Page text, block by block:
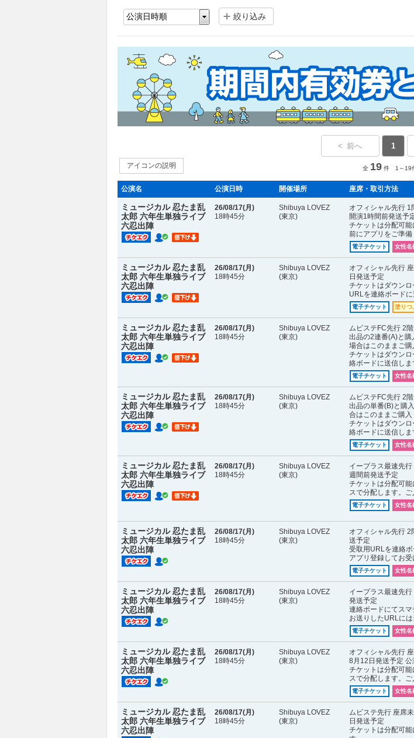
絞り込み
アイコンの説明
< 前へ 1
全 19 件 1～19
公演名 公演日時 開催場所 座席・取引方法
ミュージカル 忍たま乱
太郎 六年生単独ライブ
六忍出陣
26/08/17(月 )
18時45分
Shibuya LOVEZ
(東京)
オフィシャル先行 1
開演1時間前発送予
チケットは分配可
前にアプリをご準備
電子チケット 女性名
ミュージカル 忍たま乱
太郎 六年生単独ライブ
六忍出陣
26/08/17(月 )
18時45分
Shibuya LOVEZ
(東京)
オフィシャル先行
日発送予定
チケットはダウン
URLを連絡ボード
電子チケット 塗りつ
ミュージカル 忍たま乱
太郎 六年生単独ライブ
六忍出陣
26/08/17(月 )
18時45分
Shibuya LOVEZ
(東京)
ムビステFC先行 2
出品の2連番(A)と
場合はこのままご
チケットはダウン
絡ボードに送信しま
電子チケット 女性名
ミュージカル 忍たま乱
太郎 六年生単独ライブ
六忍出陣
26/08/17(月 )
18時45分
Shibuya LOVEZ
(東京)
ムビステFC先行 2
出品の単番(B)と購
合はこのままご購
チケットはダウン
絡ボードに送信しま
電子チケット 女性名
ミュージカル 忍たま乱
太郎 六年生単独ライブ
六忍出陣
26/08/17(月 )
18時45分
Shibuya LOVEZ
(東京)
イープラス最速先
週間前発送予定
チケットは分配可
スで分配します。ご
電子チケット 女性名
ミュージカル 忍たま乱
太郎 六年生単独ライブ
六忍出陣
26/08/17(月 )
18時45分
Shibuya LOVEZ
(東京)
オフィシャル先行 2
送予定
受取用URLを連絡
アプリ登録してお
電子チケット 女性名
ミュージカル 忍たま乱
太郎 六年生単独ライブ
六忍出陣
26/08/17(月 )
18時45分
Shibuya LOVEZ
(東京)
イープラス最速先
発送予定
連絡ボードにてスマ
お送りしたURLには
電子チケット 女性名
ミュージカル 忍たま乱
太郎 六年生単独ライブ
六忍出陣
26/08/17(月 )
18時45分
Shibuya LOVEZ
(東京)
オフィシャル先行
8月12日発送予定
チケットは分配可
スで分配します。ご
電子チケット 女性名
ミュージカル 忍たま乱
太郎 六年生単独ライブ
六忍出陣
26/08/17(月 )
18時45分
Shibuya LOVEZ
(東京)
ムビステ先行 座席
日発送予定
チケットは分配可